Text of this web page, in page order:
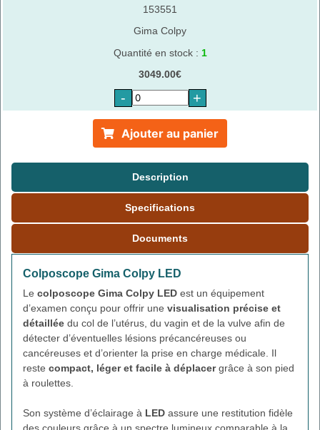
153551
Gima Colpy
Quantité en stock : 1
3049.00€
- +
Ajouter au panier
Description
Specifications
Documents
Colposcope Gima Colpy LED
Le colposcope Gima Colpy LED est un équipement
d’examen conçu pour offrir une visualisation précise et
détaillée du col de l’utérus, du vagin et de la vulve afin de
détecter d’éventuelles lésions précancéreuses ou
cancéreuses et d’orienter la prise en charge médicale. Il
reste compact, léger et facile à déplacergrâce à son pied
à roulettes.
Son système d’éclairage à LED assure une restitution fidèle
des couleurs grâce à un spectre lumineux comparable à la